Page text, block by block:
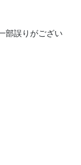
部誤りがござい